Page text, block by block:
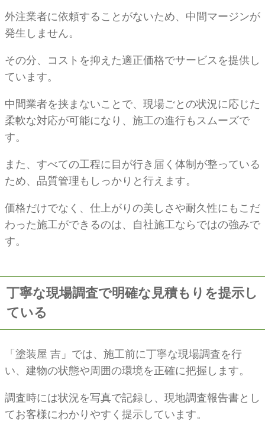
外注業者に依頼することがないため、中間マージンが
発生しません。
その分、コストを抑えた適正価格でサービスを提供し
ています。
中間業者を挟まないことで、現場ごとの状況に応じた
柔軟な対応が可能になり、施工の進行もスムーズで
す。
また、すべての工程に目が行き届く体制が整っている
ため、品質管理もしっかりと行えます。
価格だけでなく、仕上がりの美しさや耐久性にもこだ
わった施工ができるのは、自社施工ならではの強みで
す。
丁寧な現場調査で明確な見積もりを提示し
ている
「塗装屋 吉」では、施工前に丁寧な現場調査を行
い、建物の状態や周囲の環境を正確に把握します。
調査時には状況を写真で記録し、現地調査報告書とし
てお客様にわかりやすく提示しています。